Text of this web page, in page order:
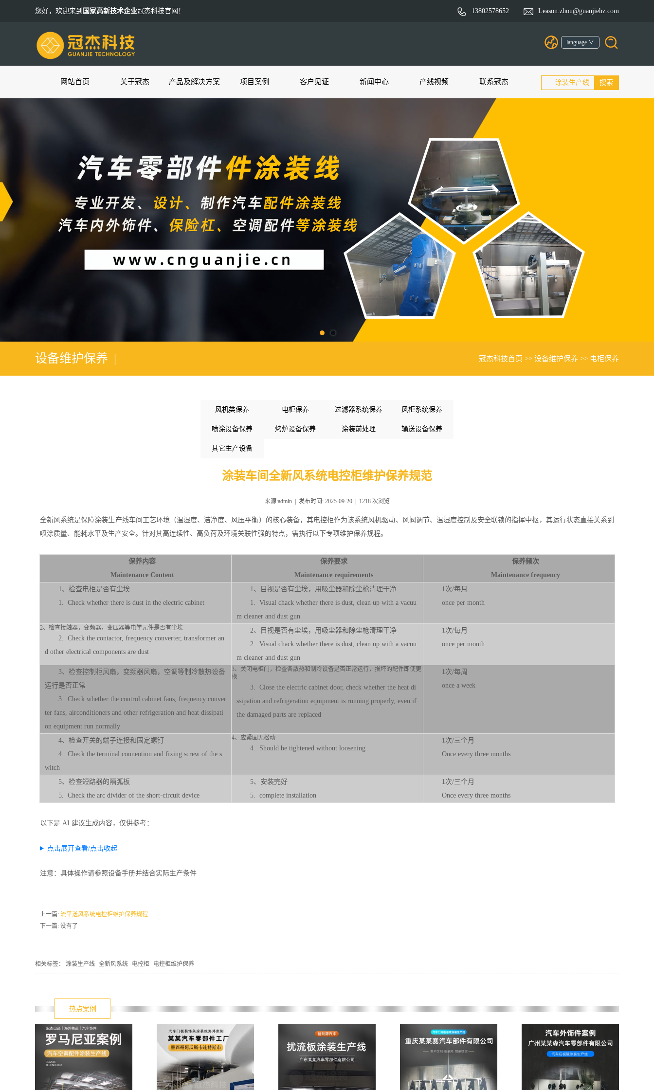
您好，欢迎来到 国家高新技术企业冠杰科技官网！ 13802578652 Leason.zhou@guanjiehz.com
language ∨
网站首页 关于冠杰 产品及解决方案 项目案例 客户见证 新闻中心 产线视频 联系冠杰
设备维护保养 | 冠杰科技首页 >> 设备维护保养 >> 电柜保养
风机类保养 电柜保养 过滤器系统保养 风柜系统保养
喷涂设备保养 烤炉设备保养 涂装前处理 输送设备保养
其它生产设备
涂装车间全新风系统电控柜维护保养规范
来源:admin | 发布时间: 2025-09-20 | 1218 次浏览
全新风系统是保障涂装生产线车间工艺环境（温湿度、洁净度、风压平衡）的核心装备，其电控柜作为该系统风机驱动、风阀调节、温湿度控制及安全联锁的指挥中枢，其运行状态直接关系到
喷涂质量、能耗水平及生产安全。针对其高连续性、高负荷及环境关联性强的特点，需执行以下专项维护保养规程。
保养内容
Maintenance Content
保养要求
Maintenance requirements
保养频次
Maintenance frequency
1、检查电柜是否有尘埃
1. Check whether there is dust in the electric cabinet
1、目视是否有尘埃，用吸尘器和除尘枪清理干净
1. Visual chack whether there is dust, clean up with a vacuu
m cleaner and dust gun
1次/每月
once per month
2、检查接触器，变频器，变压器等电学元件是否有尘埃
2. Check the contactor, frequency converter, transformer an
d other electrical components are dust
2、目视是否有尘埃，用吸尘器和除尘枪清理干净
2. Visual chack whether there is dust, clean up with a vacuu
m cleaner and dust gun
1次/每月
once per month
3、检查控制柜风扇，变频器风扇，空调等制冷散热设备
运行是否正常
3. Check whether the control cabinet fans, frequency conver
ter fans, airconditioners and other refrigeration and heat dissipati
on equipment run normally
3、关闭电柜门，检查各散热和制冷设备是否正常运行，损坏的配件即使更
换
3. Close the electric cabinet door, check whether the heat di
ssipation and refrigeration equipment is running properly, even if
the damaged parts are replaced
1次/每周
once a week
4、检查开关的端子连接和固定螺钉
4. Check the terminal conneotion and fixing screw of the s
witch
4、应紧固无松动
4. Should be tightened without loosening
1次/三个月
Once every three months
5、检查短路器的隔弧板
5. Check the arc divider of the short-circuit device
5、安装完好
5. complete installation
1次/三个月
Once every three months
以下是 AI 建议生成内容，仅供参考：
点击展开查看/点击收起
注意：具体操作请参照设备手册并结合实际生产条件
上一篇: 流平送风系统电控柜维护保养规程
下一篇: 没有了
相关标签： 涂装生产线 全新风系统 电控柜 电控柜维护保养
热点案例